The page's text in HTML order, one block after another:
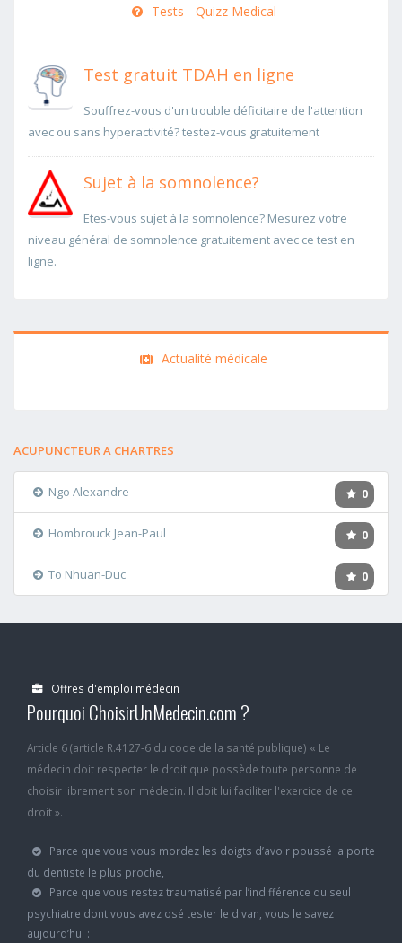
Tests - Quizz Medical
Test gratuit TDAH en ligne
Souffrez-vous d'un trouble déficitaire de l'attention
avec ou sans hyperactivité? testez-vous gratuitement
Sujet à la somnolence?
Etes-vous sujet à la somnolence? Mesurez votre
niveau général de somnolence gratuitement avec ce test en
ligne.
Actualité médicale
ACUPUNCTEUR A CHARTRES
0
Ngo Alexandre
0
Hombrouck Jean-Paul
0
To Nhuan-Duc
Offres d'emploi médecin
Pourquoi ChoisirUnMedecin.com ?
Article 6 (article R.4127-6 du code de la santé publique) « Le
médecin doit respecter le droit que possède toute personne de
choisir librement son médecin. Il doit lui faciliter l'exercice de ce
droit ».
Parce que vous vous mordez les doigts d’avoir poussé la porte
du dentiste le plus proche,
Parce que vous restez traumatisé par l’indifférence du seul
psychiatre dont vous avez osé tester le divan, vous le savez
aujourd’hui :